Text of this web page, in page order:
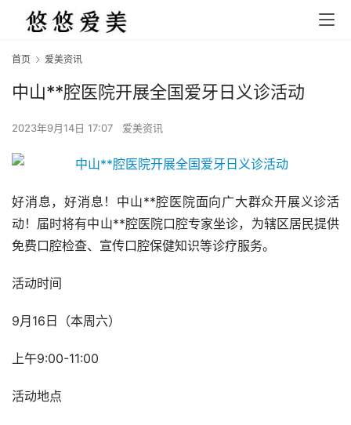
首页 爱美资讯
中山**腔医院开展全国爱牙日义诊活动
2023年9月14日 17:07 爱美资讯
好消息，好消息！中山**腔医院面向广大群众开展义诊活
动！届时将有中山**腔医院口腔专家坐诊，为辖区居民提供
免费口腔检查、宣传口腔保健知识等诊疗服务。
活动时间
9月16日（本周六）
上午9:00-11:00
活动地点